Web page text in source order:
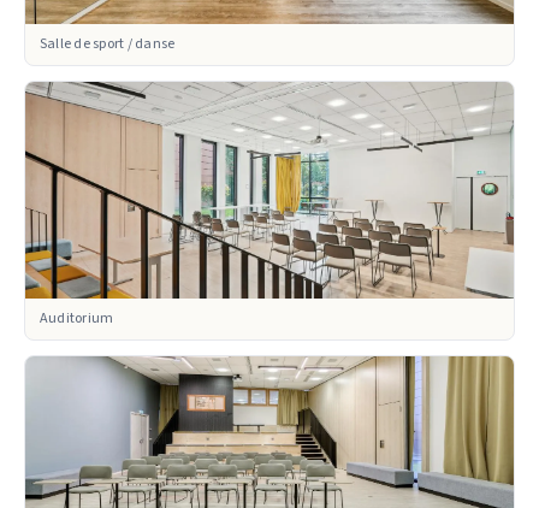
Salle de sport / danse
Auditorium